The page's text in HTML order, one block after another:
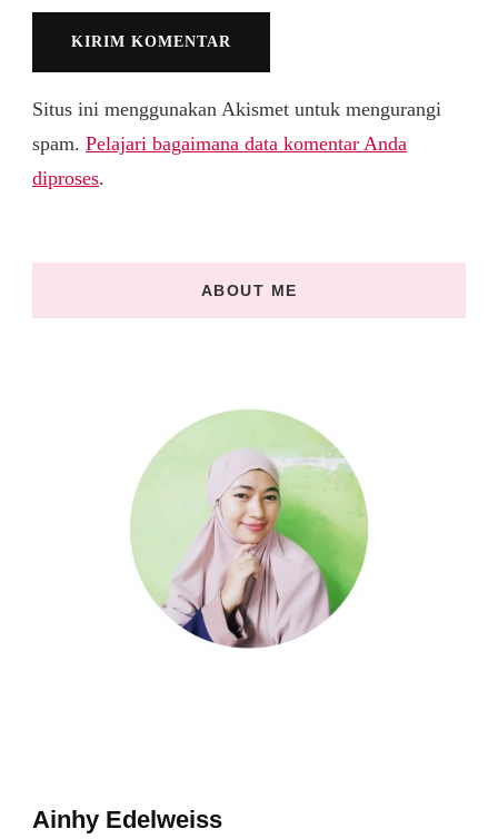
Situs ini menggunakan Akismet untuk mengurangi
spam. Pelajari bagaimana data komentar Anda
diproses.
ABOUT ME
Ainhy Edelweiss